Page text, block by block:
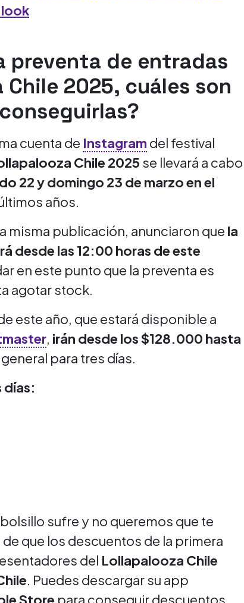
look
preventa de entradas
2025, cuáles son
cuenta de Instagram del festival
Chile 2025 se llevará a cabo
22 y domingo 23 de marzo en el
años.
misma publicación, anunciaron que la
desde las 12:00 horas de este
en este punto que la preventa es
agotar stock.
este año, que estará disponible a
, irán desde los $128.000 hasta
para tres días.
días:
sufre y no queremos que te
que los descuentos de la primera
del Lollapalooza Chile
. Puedes descargar su app
Store para conseguir descuentos